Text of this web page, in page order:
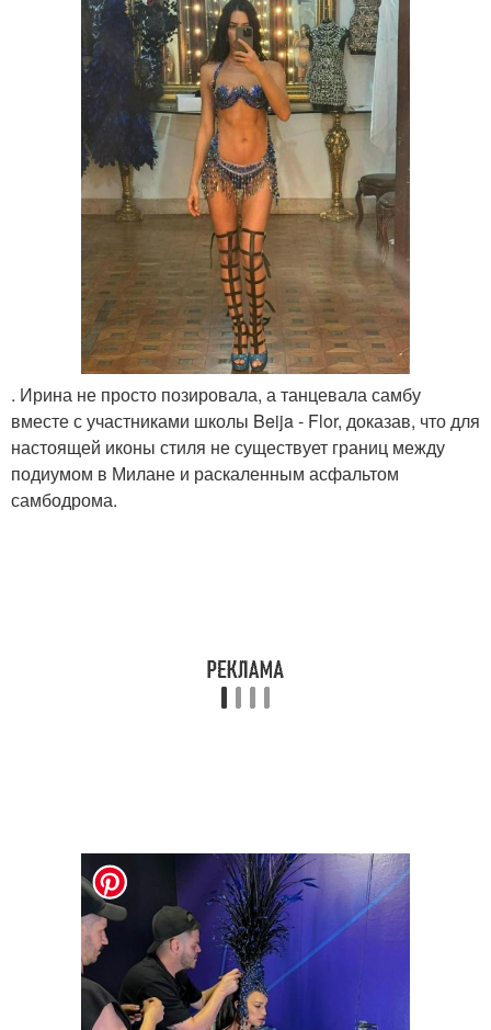
. Ирина не просто позировала, а танцевала самбу
вместе с участниками школы Beija - Flor, доказав, что для
настоящей иконы стиля не существует границ между
подиумом в Милане и раскаленным асфальтом
самбодрома.